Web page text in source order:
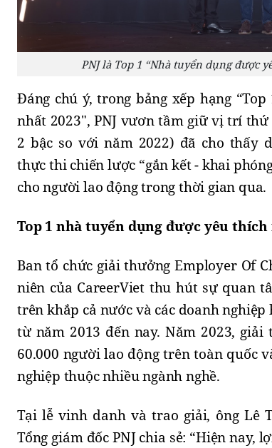
PNJ là Top 1 “Nhà tuyển dụng được
Đáng chú ý, trong bảng xếp hạng
nhất 2023", PNJ vươn tầm giữ vị trí
2 bậc so với năm 2022) đã cho thấy
thực thi chiến lược “gắn kết - khai
cho người lao động trong thời gian qua.
Top 1 nhà tuyển dụng được yêu
Ban tổ chức giải thưởng Employer Of
niên của CareerViet thu hút sự quan
trên khắp cả nước và các doanh
từ năm 2013 đến nay. Năm 2023,
60.000 người lao động trên toàn quốc
nghiệp thuộc nhiều ngành nghề.
Tại lễ vinh danh và trao giải, ông Lê
Tổng giám đốc PNJ chia sẻ: “Hiện